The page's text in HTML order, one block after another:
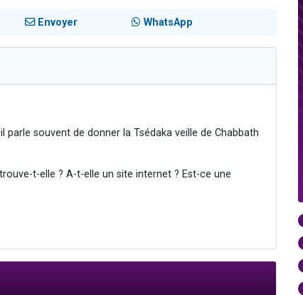
Envoyer WhatsApp
parle souvent de donner la Tsédaka veille de Chabbath
t-elle ? A-t-elle un site internet ? Est-ce une